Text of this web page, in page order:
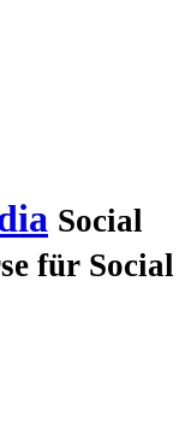
Social
für Social